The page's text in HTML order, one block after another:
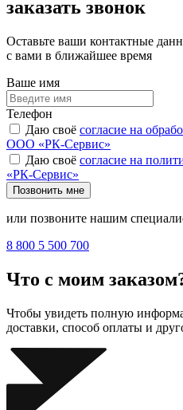
заказать звонок
Оставьте ваши контактные
с вами в ближайшее время
Ваше имя
Телефон
Даю своё согласие на
ООО «РК-Сервис»
Даю своё согласие на
«РК-Сервис»
Позвонить мне
или позвоните нашим
8 800 5 500 700
Что с моим
Чтобы увидеть полную
доставки, способ оплаты и